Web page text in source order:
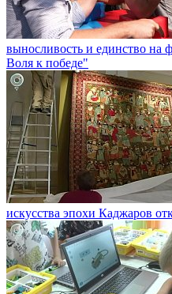
выносливость и единство на
Воля к победе"
искусства эпохи Каджаров